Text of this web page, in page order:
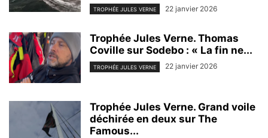
TROPHÉE JULES VERNE 22 janvier 2026
Trophée Jules Verne. Thomas
Coville sur Sodebo : « La fin ne...
TROPHÉE JULES VERNE 22 janvier 2026
Trophée Jules Verne. Grand voile
déchirée en deux sur The
Famous...